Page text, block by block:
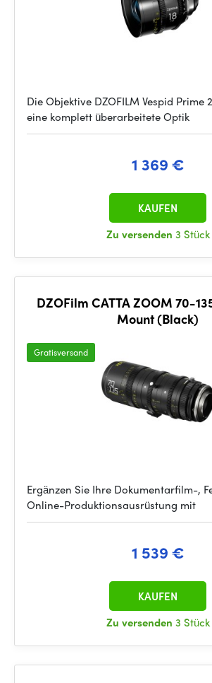
Die Objektive DZOFILM Vespid Prime
eine komplett überarbeitete Optik
1 369 €
Zu versenden 3 Stück
KAUFEN
DZOFilm CATTA ZOOM 70-
Mount (Black)
Gratisversand
Ergänzen Sie Ihre Dokumentarfilm-,
Online-Produktionsausrüstung mit
1 539 €
Zu versenden 3 Stück
KAUFEN